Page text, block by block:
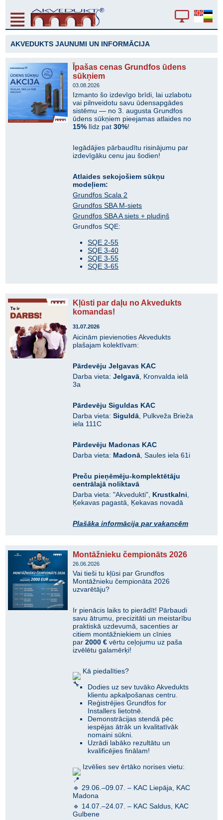
AKVEDUKTS JAUNUMI UN INFORMĀCIJA
Īpašas cenas Grundfos ūdens
sūkņiem
03.08.2026
Izmanto šo izdevīgo brīdi, lai uzlabotu
vai pilnveidotu savu ūdensapgādes
sistēmu — no 3. augusta Grundfos
ūdens sūkņiem pieejamas atlaides no
15% līdz pat30%!
Iegādājies pārbaudītu risinājumu par
izdevīgāku cenu jau šodien!
Atlaides sekojošiem sūkņu
modeļiem:
Grundfos Scala 2
Grundfos SBA M-siets
Grundfos SBA A siets + pludiņš
Grundfos SQE:
SQE 2-55
SQE 3-40
SQE 3-55
SQE 3-65
Kļūsti par daļu no Akvedukts
komandas!
31.07.2026
Aicinām pievienoties Akvedukts
plašajam kolektīvam:
Pārdevēju Jelgavas KAC
Darba vieta:Jelgavā , Kronvalda ielā
3a
Pārdevēju Siguldas KAC
Darba vieta:Siguldā , Pulkveža Brieža
iela 111C
Pārdevēju Madonas KAC
Darba vieta: Madonā , Saules iela 61i
Preču pieņēmēju-komplektētāju
centrālajā noliktavā
Darba vieta: "Akvedukti", Krustkalni
Ķekavas pagastā, Ķekavas novadā
Plašāka informācija par vakancēm
Montāžnieku čempionāts 2026
26.06.2026
Vai tieši tu kļūsi par Grundfos
Montāžnieku čempionāta 2026
uzvarētāju?
Ir pienācis laiks to pierādīt! Pārbaudi
savu ātrumu, precizitāti un meistarību
praktiskā uzdevumā, sacenties ar
citiem montāžniekiem un cīnies
par2000 €vērtu ceļojumu uz paša
izvēlētu galamērķi!
Kā piedalīties?
Dodies uz sev tuvāko Akvedukts
klientu apkalpošanas centru.
Reģistrējies Grundfos for
Installers lietotnē.
Demonstrācijas stendā pēc
iespējas ātrāk un kvalitatīvāk
nomaini sūkni.
Uzrādi labāko rezultātu un
kvalificējies finālam!
Izvēlies sev ērtāko norises vietu:
🔹 29.06.–09.07. – KAC Liepāja, KAC
Madona
🔹 14.07.–24.07. – KAC Saldus, KAC
Gulbene